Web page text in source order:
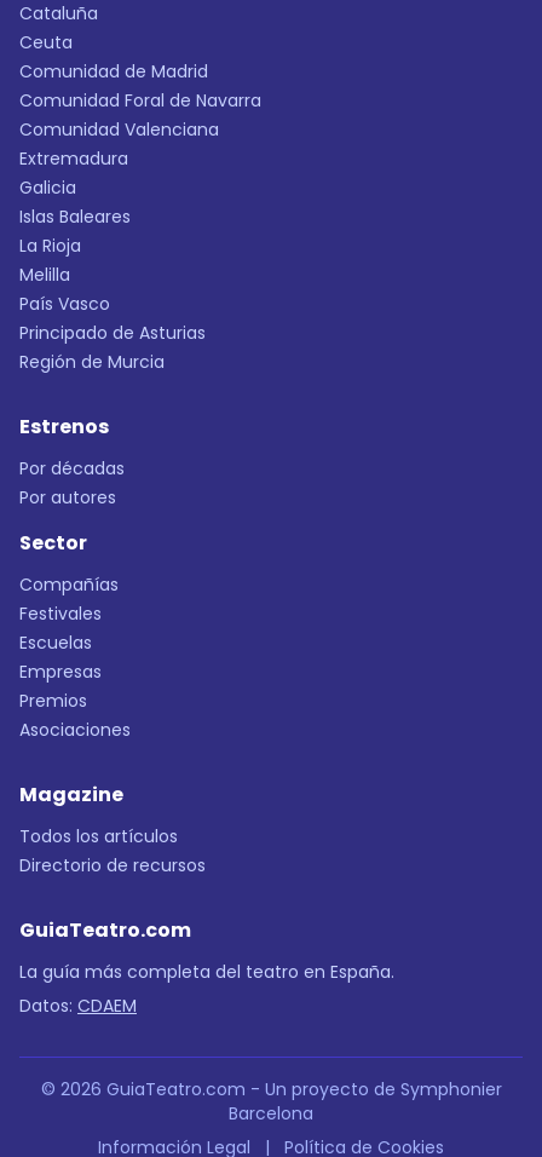
Cataluña
Ceuta
Comunidad de Madrid
Comunidad Foral de Navarra
Comunidad Valenciana
Extremadura
Galicia
Islas Baleares
La Rioja
Melilla
País Vasco
Principado de Asturias
Región de Murcia
Estrenos
Por décadas
Por autores
Sector
Compañías
Festivales
Escuelas
Empresas
Premios
Asociaciones
Magazine
Todos los artículos
Directorio de recursos
GuiaTeatro.com
La guía más completa del teatro en España.
Datos: CDAEM
© 2026 GuiaTeatro.com - Un proyecto de Symphonier
Barcelona
Información Legal
| Política de Cookies